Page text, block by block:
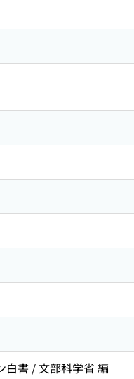
白書 / 文部科学省 編